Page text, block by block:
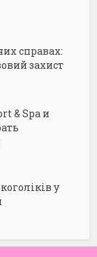
справах:
захист
& Spa и
у